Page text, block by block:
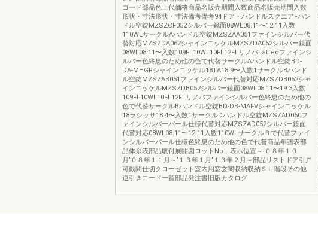
コード部品色上代価格商品名販売期間入数商品名販売期間入数
形状・寸法形状・寸法備考備考94ドア・ハンドルスクエアFハン
ドル空錠MZSZCF052シルバー鏡面08WL08.11〜12.11入数
110WLサークルAハンドル空錠MZSZAA051ファインシルバー代
替対応MZSZDA062シャインニッケルMZSZDA052シルバー鏡面
08WL08.11〜入数109FL10WL10FL12FLリノバLatteoファインシ
ルバー色終息のため他の色で代替サークルAハンドル空錠BD-
DA-MHGRシャインニッケル18TA18.9〜入数1サークルBハンド
ル空錠MZSZAB051ファインシルバー代替対応MZSZDB062シャ
インニッケルMZSZDB052シルバー鏡面08WL08.11〜19.3入数
109FL10WL10FL12FLリノバファインシルバー色終息のため他の
色で代替サークルBハンドル空錠BD-DB-MAFVシャインニッケル
18ラシッサ18.4〜入数1サークルDハンドル空錠MZSZAD050フ
ァインシルバーパール仕様代替対応MZSZAD052シルバー鏡面
代替対応08WL08.11〜12.11入数110WLサークルＢで代替ファイ
ンシルバーパール仕様色終息のため他の色で代替商品年譜表部
品体系表部品取付展開図ロットNo．表示位置～’０８年１０
月’０８年１１月～’１３年１月’１３年２月～部品リストドア引戸
可動間仕切クローゼット室内用窓玄関収納収納ＳＬ階段その他
逆引きコード一覧部品発注書旧版カタログ